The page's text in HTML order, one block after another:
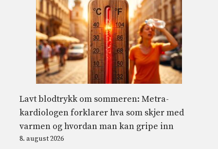
Lavt blodtrykk om sommeren: Metra-
kardiologen forklarer hva som skjer med
varmen og hvordan man kan gripe inn
8. august 2026